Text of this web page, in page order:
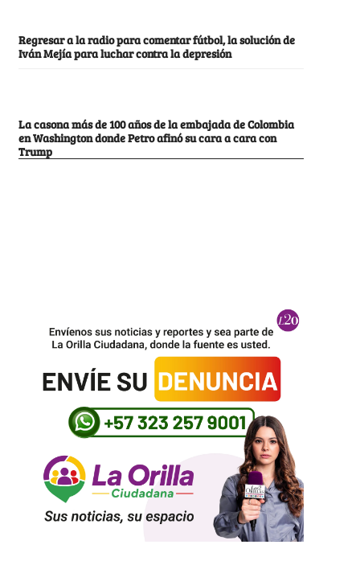
Regresar a la radio para comentar fútbol, la solución de
Iván Mejía para luchar contra la depresión
La casona más de 100 años de la embajada de Colombia
en Washington donde Petro afinó su cara a cara con
Trump